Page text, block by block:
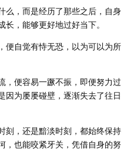
么，而是经历了那些之后，自身
，能够更好地过好当下。
便自觉有恃无恐，以为可以为所
，便容易一蹶不振，即便努力过
因为屡屡碰壁，逐渐失去了往日
刻，还是黯淡时刻，都始终保持
，也能咬紧牙关，凭借自身的努